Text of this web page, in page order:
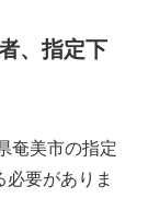
、指定下
奄美市の指定
要がありま